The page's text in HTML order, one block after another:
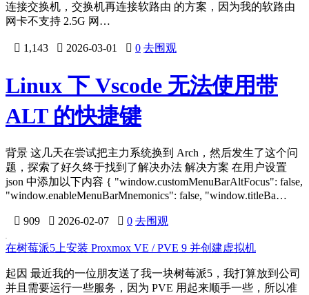
连接交换机，交换机再连接软路由 的方案，因为我的软路由
网卡不支持 2.5G 网…
 1,143  2026-03-01  0 去围观
Linux 下 Vscode 无法使用带
ALT 的快捷键
背景 这几天在尝试把主力系统换到 Arch，然后发生了这个问
题，探索了好久终于找到了解决办法 解决方案 在用户设置
json 中添加以下内容 { "window.customMenuBarAltFocus": false,
"window.enableMenuBarMnemonics": false, "window.titleBa…
 909  2026-02-07  0 去围观
在树莓派5上安装 Proxmox VE / PVE 9 并创建虚拟机
起因 最近我的一位朋友送了我一块树莓派5，我打算放到公司
并且需要运行一些服务，因为 PVE 用起来顺手一些，所以准